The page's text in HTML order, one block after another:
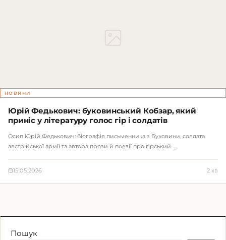
НОВИНИ
Юрій Федькович: буковинський Кобзар, який
приніс у літературу голос гір і солдатів
Осип Юрій Федькович: біографія письменника з Буковини, солдата
австрійської армії та автора прози й поезії про гірський …
15.05.2026 2 хв
Пошук